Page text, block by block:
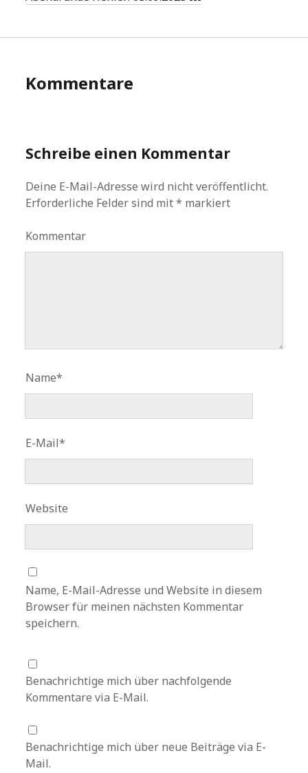
Kommentare
Schreibe einen Kommentar
Deine E-Mail-Adresse wird nicht veröffentlicht.
Erforderliche Felder sind mit* markiert
Kommentar
Name*
E-Mail*
Website
Name, E-Mail-Adresse und Website in diesem
Browser für meinen nächsten Kommentar
speichern.
Benachrichtige mich über nachfolgende
Kommentare via E-Mail.
Benachrichtige mich über neue Beiträge via E-
Mail.